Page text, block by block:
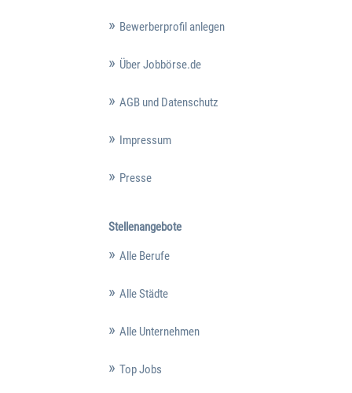
Bewerberprofil anlegen
Über Jobbörse.de
AGB und Datenschutz
Impressum
Presse
Stellenangebote
Alle Berufe
Alle Städte
Alle Unternehmen
Top Jobs